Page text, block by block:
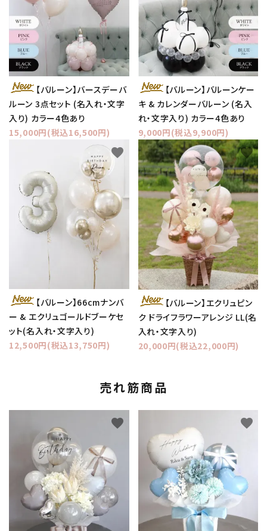
【バルーン】バースデーバ
ルーン 3点セット (名入れ・文字
入り) カラー4色あり
15,000円(税込16,500円)
【バルーン】バルーンケー
キ & カレンダーバルーン (名入
れ・文字入り) カラー4色あり
9,000円(税込9,900円)
【バルーン】66cmナンバ
ー & エクリュゴールドブーケセ
ット(名入れ・文字入り)
12,500円(税込13,750円)
favorite
【バルーン】エクリュピン
ク ドライフラワーアレンジ LL(名
入れ・文字入り)
20,000円(税込22,000円)
favorite
売れ筋商品
favorite favorite